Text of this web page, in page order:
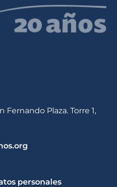
Fernando Plaza. Torre 1,
personales